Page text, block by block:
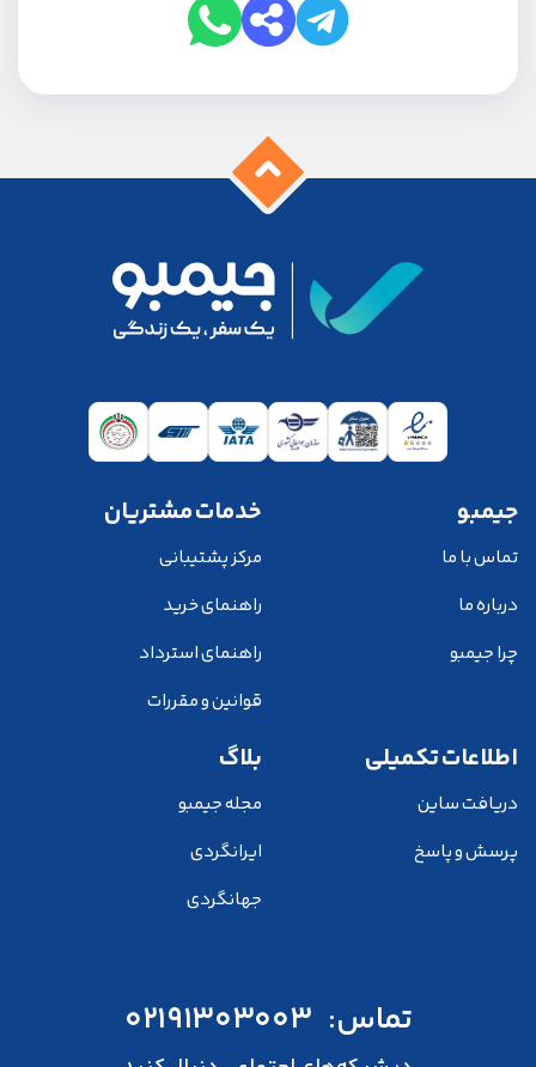
جیمبو
تماس با ما
درباره ما
چرا جیمبو
خدمات مشتریان
مرکز پشتیبانی
راهنمای خرید
راهنمای استرداد
قوانین و مقررات
اطلاعات تکمیلی
دریافت ساین
پرسش و پاسخ
بلاگ
مجله جیمبو
ایرانگردی
جهانگردی
تماس: 02191303003